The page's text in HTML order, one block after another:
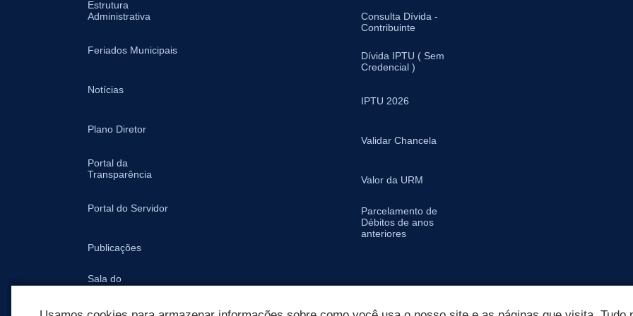
Estrutura
Administrativa
Feriados Municipais
Notícias
Plano Diretor
Portal da
Transparência
Portal do Servidor
Publicações
Sala do
Consulta Dívida -
Contribuinte
Dívida IPTU ( Sem
Credencial )
IPTU 2026
Validar Chancela
Valor da URM
Parcelamento de
Débitos de anos
anteriores